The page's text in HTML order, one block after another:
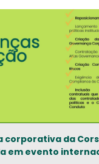
corporativa da
em evento